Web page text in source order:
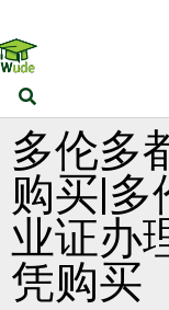
多伦多
购买|多
业证办
凭购买